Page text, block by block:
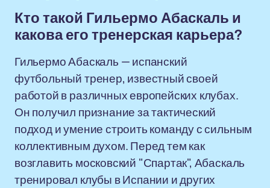
Кто такой Гильермо Абаскаль и
какова его тренерская карьера?
Гильермо Абаскаль — испанский
футбольный тренер, известный своей
работой в различных европейских клубах.
Он получил признание за тактический
подход и умение строить команду с сильным
коллективным духом. Перед тем как
возглавить московский "Спартак", Абаскаль
тренировал клубы в Испании и других